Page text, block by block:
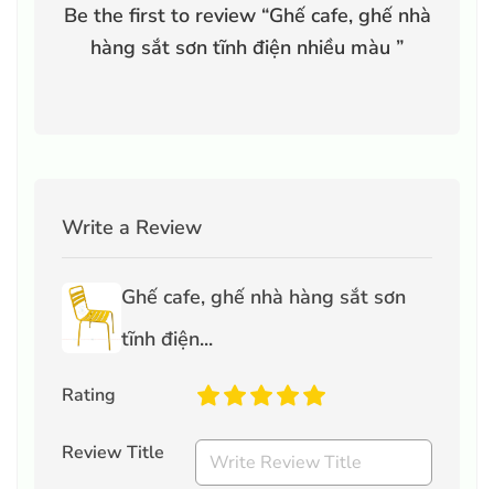
Be the first to review “Ghế cafe, ghế nhà
hàng sắt sơn tĩnh điện nhiều màu ”
Write a Review
Ghế cafe, ghế nhà hàng sắt sơn
tĩnh điện...
Rating
Review Title